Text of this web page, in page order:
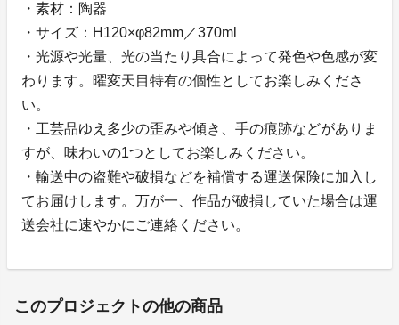
・素材：陶器
・サイズ：H120×φ82mm／370ml
・光源や光量、光の当たり具合によって発色や色感が変
わります。曜変天目特有の個性としてお楽しみくださ
い。
・工芸品ゆえ多少の歪みや傾き、手の痕跡などがありま
すが、味わいの1つとしてお楽しみください。
・輸送中の盗難や破損などを補償する運送保険に加入し
てお届けします。万が一、作品が破損していた場合は運
送会社に速やかにご連絡ください。
このプロジェクトの他の商品